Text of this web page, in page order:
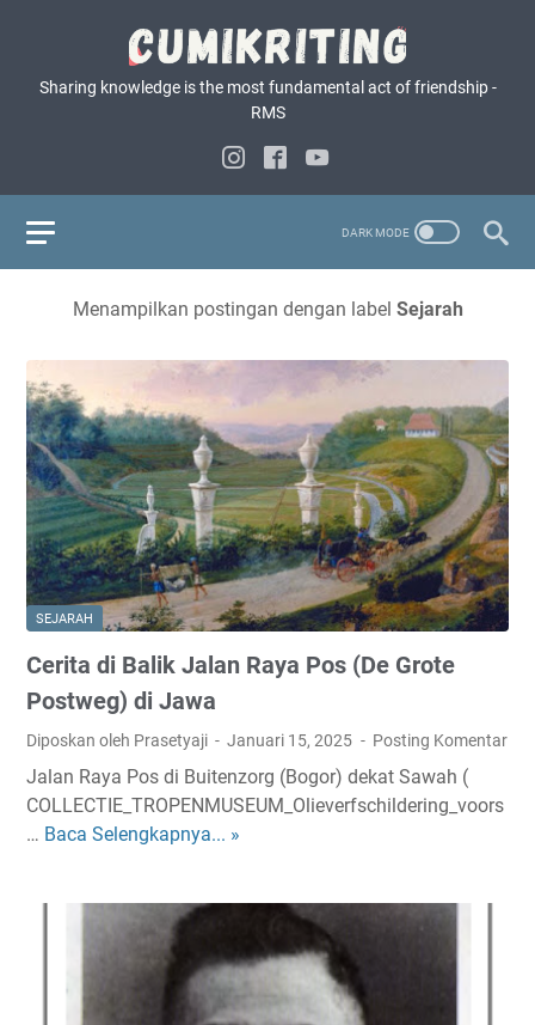
Sharing knowledge is the most fundamental act of friendship -
RMS
Menampilkan postingan dengan label Sejarah
SEJARAH
Cerita di Balik Jalan Raya Pos (De Grote
Postweg) di Jawa
Diposkan oleh Prasetyaji Januari 15, 2025 Posting Komentar
Jalan Raya Pos di Buitenzorg (Bogor) dekat Sawah (
COLLECTIE_TROPENMUSEUM_Olieverfschildering_voors
… Baca Selengkapnya... »
t
d